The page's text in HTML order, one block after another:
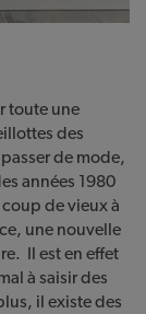
toute une
des
de mode,
années 1980
de vieux à
une nouvelle
Il est en effet
à saisir des
il existe des